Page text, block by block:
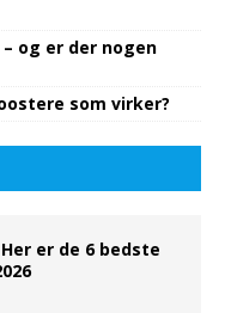
og er der nogen
som virker?
er de 6 bedste